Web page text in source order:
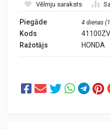
Vēlmju saraksts
Piegāde 4 dienas
Kods
Ražotājs
HONDA